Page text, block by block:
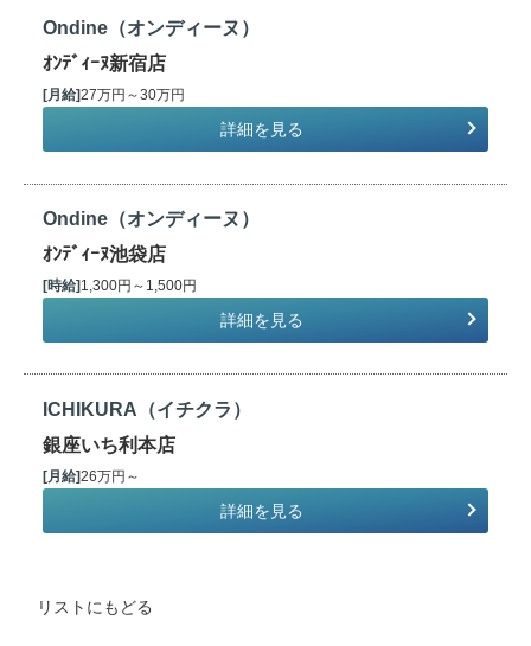
Ondine（オンディーヌ）
ｵﾝﾃﾞｨｰﾇ新宿店
[月給]27万円～30万円
詳細を見る
Ondine（オンディーヌ）
ｵﾝﾃﾞｨｰﾇ池袋店
[時給] 1,300円～1,500円
詳細を見る
ICHIKURA（イチクラ）
銀座いち利本店
[月給]26万円～
詳細を見る
リストにもどる